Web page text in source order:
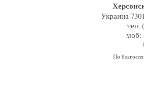
Украина
тел:
моб:
По